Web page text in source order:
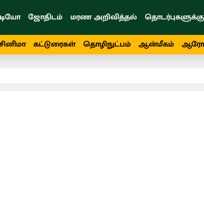
ஜோதிடம் மரண அறிவித்தல் தொடர்புகளுக்கு
கட்டுரைகள் தொழிநுட்பம் ஆன்மீகம்